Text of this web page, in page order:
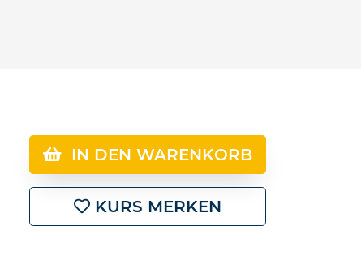
IN DEN WARENKORB
KURS MERKEN